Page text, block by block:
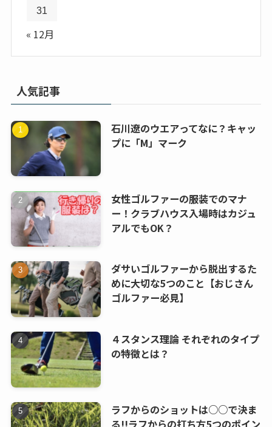
31
« 12月
人気記事
石川遼のウエアってなに？キャッ
プに「M」マーク
女性ゴルファーの服装でのマナ
ー！クラブハウス入場時はカジュ
アルでもOK？
ダサいゴルファーから脱出するた
めに大切な5つのこと【おじさん
ゴルファー必見】
４スタンス理論 それぞれのタイプ
の特徴とは？
ラフからのショットは○○で決ま
る!!ラフからの打ち方5つのポイン